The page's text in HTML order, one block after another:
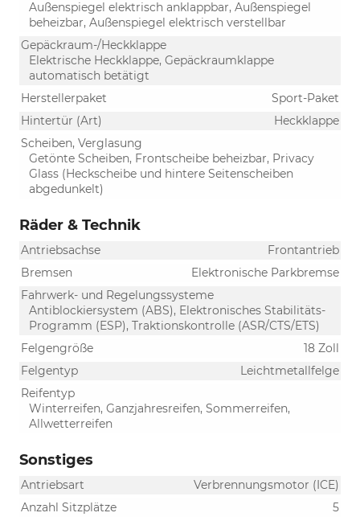
Außenspiegel elektrisch anklappbar, Außenspiegel
beheizbar, Außenspiegel elektrisch verstellbar
Gepäckraum-/Heckklappe
Elektrische Heckklappe, Gepäckraumklappe
automatisch betätigt
Herstellerpaket
Sport-Paket
Hintertür (Art)
Heckklappe
Scheiben, Verglasung
Getönte Scheiben, Frontscheibe beheizbar, Privacy
Glass (Heckscheibe und hintere Seitenscheiben
abgedunkelt)
Räder & Technik
Antriebsachse
Frontantrieb
Bremsen
Elektronische Parkbremse
Fahrwerk- und Regelungssysteme
Antiblockiersystem (ABS), Elektronisches Stabilitäts-
Programm (ESP), Traktionskontrolle (ASR/CTS/ETS)
Felgengröße
18 Zoll
Felgentyp
Leichtmetallfelge
Reifentyp
Winterreifen, Ganzjahresreifen, Sommerreifen,
Allwetterreifen
Sonstiges
Antriebsart
Verbrennungsmotor (ICE)
Anzahl Sitzplätze
5